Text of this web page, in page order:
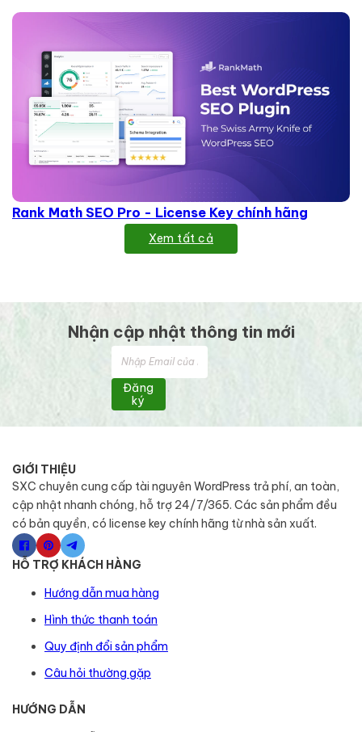
Rank Math SEO Pro - License Key chính hãng
Xem tất cả
Nhận cập nhật thông tin mới
Đăng
ký
GIỚI THIỆU
SXC chuyên cung cấp tài nguyên WordPress trả phí, an toàn,
cập nhật nhanh chóng, hỗ trợ 24/7/365. Các sản phẩm đều
có bản quyền, có license key chính hãng từ nhà sản xuất.
HỖ TRỢ KHÁCH HÀNG
Hướng dẫn mua hàng
Hình thức thanh toán
Quy định đổi sản phẩm
Câu hỏi thường gặp
HƯỚNG DẪN